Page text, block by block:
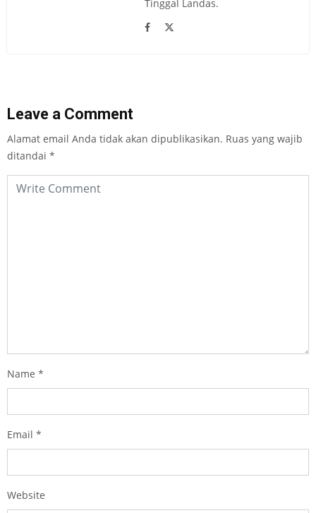
Tinggal Landas.
Leave a Comment
Alamat email Anda tidak akan dipublikasikan. Ruas yang wajib
ditandai *
Name *
Email *
Website